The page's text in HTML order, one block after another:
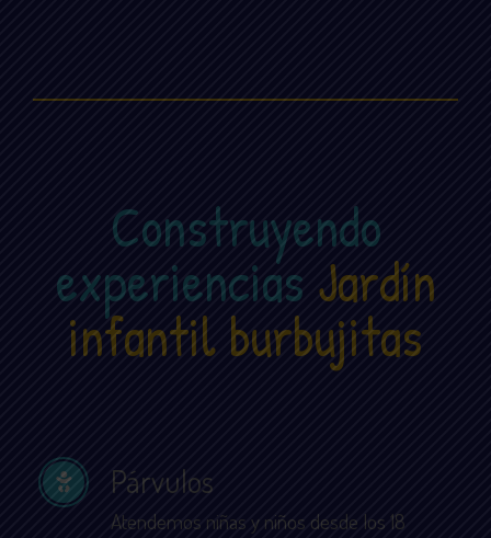
Construyendo
experiencias Jardín
infantil burbujitas
Párvulos
Atendemos niñas y niños desde los 18